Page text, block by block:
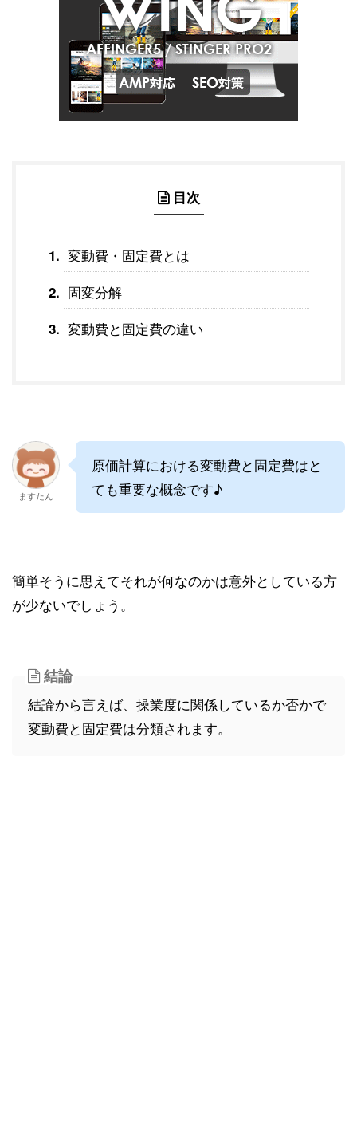
目次
変動費・固定費とは
固変分解
変動費と固定費の違い
ますたん
原価計算における変動費と固定費はと
ても重要な概念です♪
簡単そうに思えてそれが何なのかは意外としている方
が少ないでしょう。
結論
結論から言えば、操業度に関係しているか否かで
変動費と固定費は分類されます。